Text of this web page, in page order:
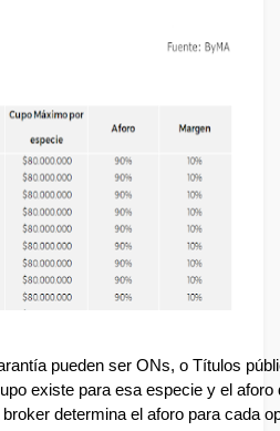
pueden ser ONs, o Títulos
existe para esa especie y el
determina el aforo para cada